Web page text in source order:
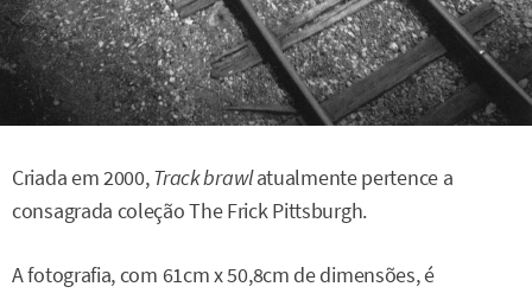
Criada em 2000,Track brawlatualmente pertence a
consagrada coleção The Frick Pittsburgh.
A fotografia, com 61cm x 50,8cm de dimensões, é